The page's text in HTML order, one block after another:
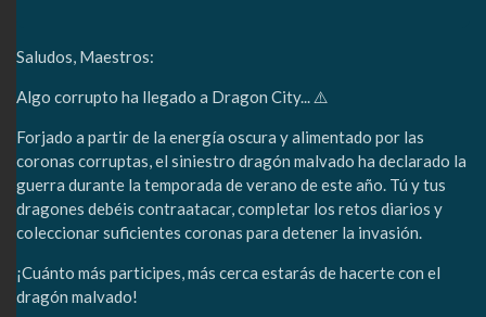
Saludos, Maestros:
Algo corrupto ha llegado a Dragon City... ⚠️
Forjado a partir de la energía oscura y alimentado por las
coronas corruptas, el siniestro dragón malvado ha declarado la
guerra durante la temporada de verano de este año. Tú y tus
dragones debéis contraatacar, completar los retos diarios y
coleccionar suficientes coronas para detener la invasión.
¡Cuánto más participes, más cerca estarás de hacerte con el
dragón malvado!